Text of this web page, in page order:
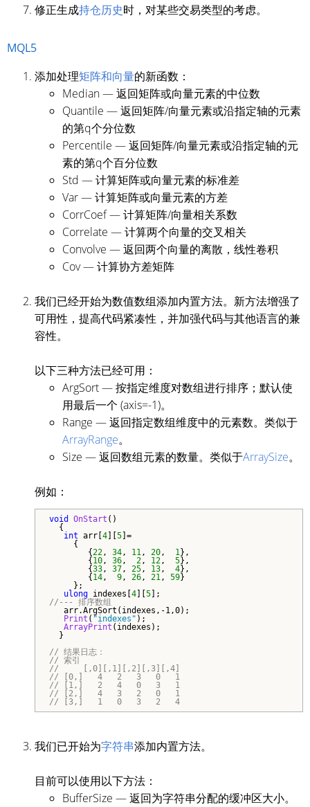
修正生成持仓历史时，对某些交易类型的考虑。
MQL5
添加处理矩阵和向量的新函数：
Median — 返回矩阵或向量元素的中位数
Quantile — 返回矩阵/向量元素或沿指定轴的元素
的第q个分位数
Percentile — 返回矩阵/向量元素或沿指定轴的元
素的第q个百分位数
Std — 计算矩阵或向量元素的标准差
Var — 计算矩阵或向量元素的方差
CorrCoef — 计算矩阵/向量相关系数
Correlate — 计算两个向量的交叉相关
Convolve — 返回两个向量的离散，线性卷积
Cov — 计算协方差矩阵
我们已经开始为数值数组添加内置方法。新方法增强了
可用性，提高代码紧凑性，并加强代码与其他语言的兼
容性。
以下三种方法已经可用：
ArgSort — 按指定维度对数组进行排序；默认使
用最后一个 (axis=-1)。
Range — 返回指定数组维度中的元素数。类似于
ArrayRange。
Size — 返回数组元素的数量。类似于ArraySize。
例如：
void OnStart ()
{
int arr[ 4 5 ]=
{
{22, 34, 11, 20, 1},
{ 10, 36, 2, 12, 5},
{33, 37, 25, 13, 4},
{ 14, 9, 26, 21, 59}
};
ulong indexes[ 4 5
//--- 排序数组
arr.ArgSort(indexes,-1,0);
Print ( "indexes" );
ArrayPrint (indexes);
}
// 结果日志：
// 索引
//     [,0][,1][,2][,3][,4]
// [0,]   4   2   3   0   1
// [1,]   2   4   0   3   1
// [2,]   4   3   2   0   1
// [3,]   1   0   3   2   4
我们已开始为字符串添加内置方法。
目前可以使用以下方法：
BufferSize — 返回为字符串分配的缓冲区大小。